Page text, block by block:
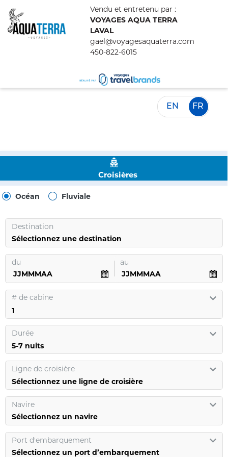
Vendu et entretenu par :
VOYAGES AQUA TERRA
LAVAL
gael@voyagesaquaterra.com
450-822-6015
EN FR
Croisières
Océan Fluviale
Destination
Sélectionnez une destination
du au
# de cabine
Durée
Ligne de croisière
Sélectionnez une ligne de croisière
Navire
Sélectionnez un navire
Port d'embarquement
Sélectionnez un port d’embarquement